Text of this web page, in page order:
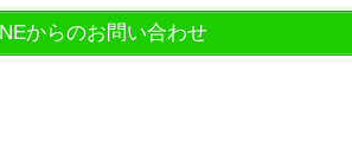
からのお問い合わせ